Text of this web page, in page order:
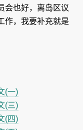
会也好，离岛区议
作，我要补充就是
(一)
(三)
(四)